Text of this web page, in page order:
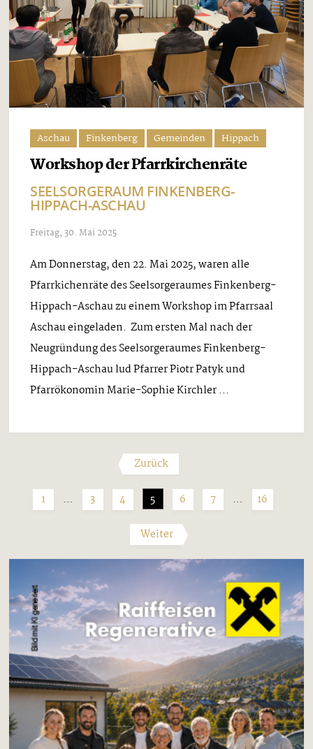
Aschau Finkenberg Gemeinden Hippach
Workshop der Pfarrkirchenräte
SEELSORGERAUM FINKENBERG-
HIPPACH-ASCHAU
Freitag, 30. Mai 2025
Am Donnerstag, den 22. Mai 2025, waren alle
Pfarrkichenräte des Seelsorgeraumes Finkenberg-
Hippach-Aschau zu einem Workshop im Pfarrsaal
Aschau eingeladen. Zum ersten Mal nach der
Neugründung des Seelsorgeraumes Finkenberg-
Hippach-Aschau lud Pfarrer Piotr Patyk und
Pfarrökonomin Marie-Sophie Kirchler ...
Zurück
1 … 3 4 5 6 7 … 16
Weiter